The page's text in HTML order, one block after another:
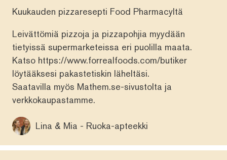
Kuukauden pizzaresepti Food Pharmacyltä
Leivättömiä pizzoja ja pizzapohjia myydään
tietyissä supermarketeissa eri puolilla maata.
Katso https://www.forrealfoods.com/butiker
löytääksesi pakastetiskin läheltäsi.
Saatavilla myös Mathem.se-sivustolta ja
verkkokaupastamme.
Lina & Mia - Ruoka-apteekki